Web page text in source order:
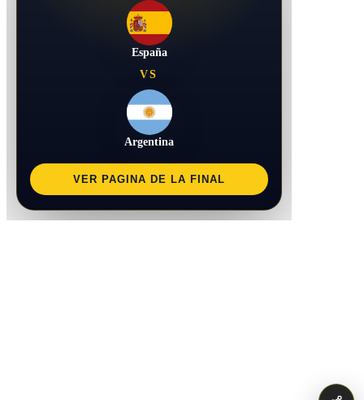
España
VS
Argentina
VER PAGINA DE LA FINAL